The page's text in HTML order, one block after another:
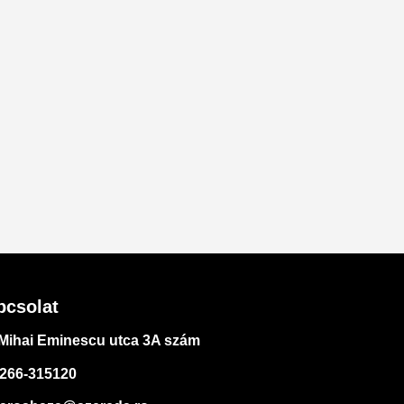
Mihai Eminescu utca 3A szám
315120